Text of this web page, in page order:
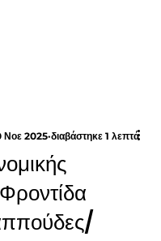
Νοε 2025 διαβάστηκε 1 λεπτά